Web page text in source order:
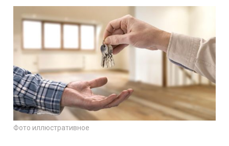
Фото иллюстративное